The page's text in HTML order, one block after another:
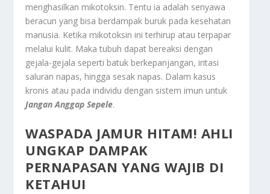
menghasilkan mikotoksin. Tentu ia adalah senyawa
beracun yang bisa berdampak buruk pada kesehatan
manusia. Ketika mikotoksin ini terhirup atau terpapar
melalui kulit. Maka tubuh dapat bereaksi dengan
gejala-gejala seperti batuk berkepanjangan, iritasi
saluran napas, hingga sesak napas. Dalam kasus
kronis atau pada individu dengan sistem imun untuk
Jangan Anggap Sepele.
WASPADA JAMUR HITAM! AHLI
UNGKAP DAMPAK
PERNAPASAN YANG WAJIB DI
KETAHUI